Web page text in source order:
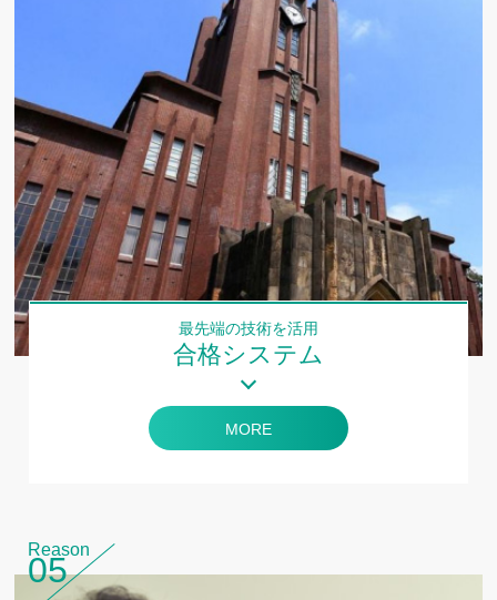
最先端の技術を活用
合格システム
MORE
Reason
05